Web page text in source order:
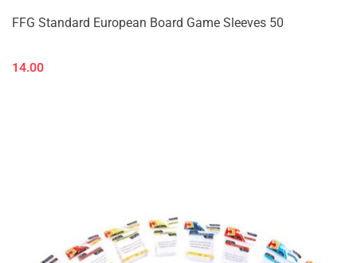
FFG Standard European Board Game Sleeves 50
14.00